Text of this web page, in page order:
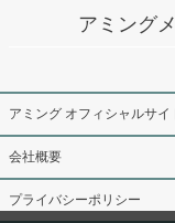
アミング
アミング オフィシャルサイ
会社概要
プライバシーポリシー